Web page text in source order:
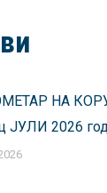
НА
ЈУЛИ 2026